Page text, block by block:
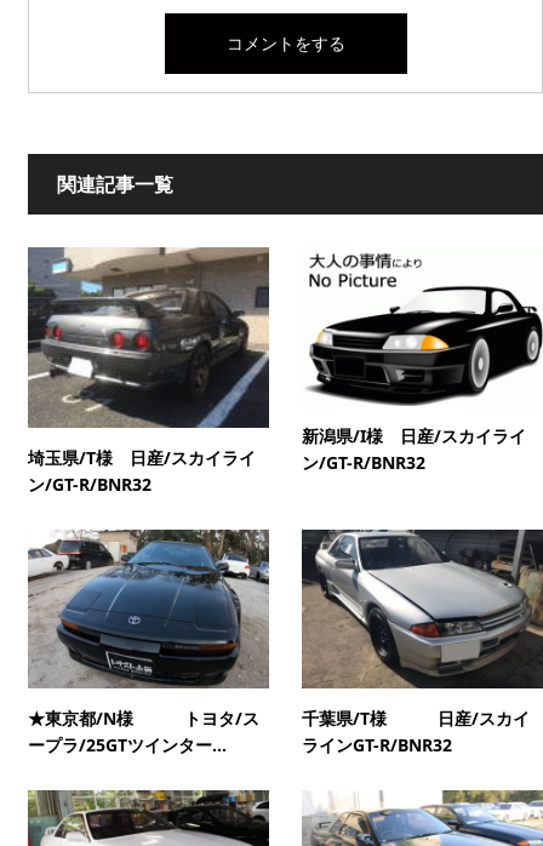
関連記事一覧
埼玉県/T様 日産/スカイライ
ン/GT-R/BNR32
新潟県/I様 日産/スカイライ
ン/GT-R/BNR32
★東京都/N様 トヨタ/ス
ープラ/25GTツインター...
千葉県/T様 日産/スカイ
ラインGT-R/BNR32